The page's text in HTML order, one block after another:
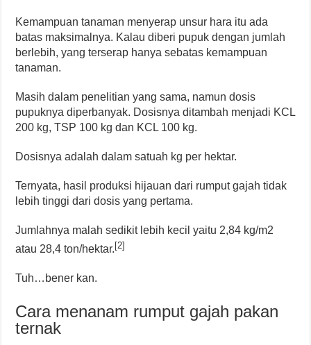
Kemampuan tanaman menyerap unsur hara itu ada
batas maksimalnya. Kalau diberi pupuk dengan jumlah
berlebih, yang terserap hanya sebatas kemampuan
tanaman.
Masih dalam penelitian yang sama, namun dosis
pupuknya diperbanyak. Dosisnya ditambah menjadi KCL
200 kg, TSP 100 kg dan KCL 100 kg.
Dosisnya adalah dalam satuah kg per hektar.
Ternyata, hasil produksi hijauan dari rumput gajah tidak
lebih tinggi dari dosis yang pertama.
Jumlahnya malah sedikit lebih kecil yaitu 2,84 kg/m2
atau 28,4 ton/hektar. [2]
Tuh…bener kan.
Cara menanam rumput gajah pakan
ternak